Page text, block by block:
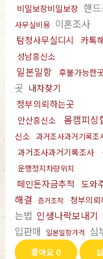
비밀보장비밀보장 핸
사무실비용 이혼조사
탐정사무실디시 카톡
성남흥신소
일본밀항 후불가능한
곳 내차찾기
청부의뢰하는곳
안산흥신소 몸캠피싱
신소 과거조사과거기록조
과거조사과거기록조사
운행정지차량위치
떼인돈자금추적 도와
해결
증거조작 청부의뢰
는법 인생나락보내기
입판매
일본밀항가격 심
좋아요 0